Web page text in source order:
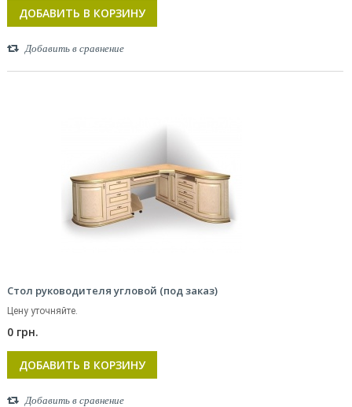
ДОБАВИТЬ В КОРЗИНУ
Добавить в сравнение
Стол руководителя угловой (под заказ)
Цену уточняйте.
0 грн.
ДОБАВИТЬ В КОРЗИНУ
Добавить в сравнение